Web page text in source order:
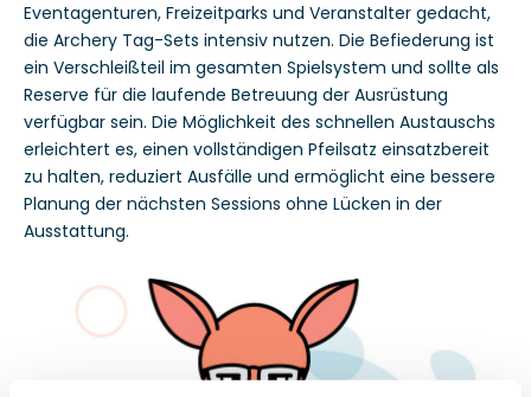
Eventagenturen, Freizeitparks und Veranstalter gedacht,
die Archery Tag-Sets intensiv nutzen. Die Befiederung ist
ein Verschleißteil im gesamten Spielsystem und sollte als
Reserve für die laufende Betreuung der Ausrüstung
verfügbar sein. Die Möglichkeit des schnellen Austauschs
erleichtert es, einen vollständigen Pfeilsatz einsatzbereit
zu halten, reduziert Ausfälle und ermöglicht eine bessere
Planung der nächsten Sessions ohne Lücken in der
Ausstattung.